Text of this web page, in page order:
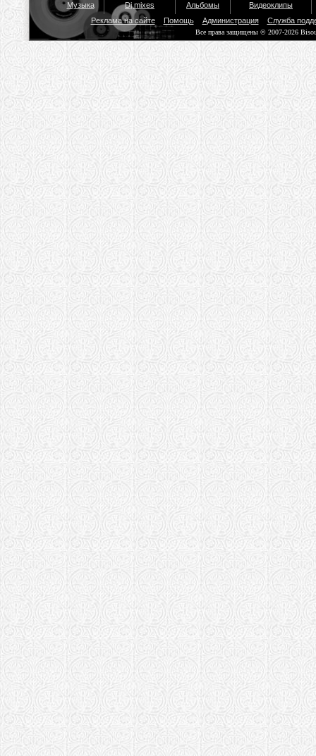
Музыка Dj mixes Альбомы
Видеоклипы
Реклама на сайте
Помощь Администрация Служба
Все права защищены © 2007-2026